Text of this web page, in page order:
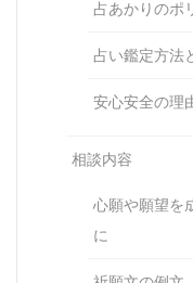
占あかりのポ
占い鑑定方法
安心安全の理
相談内容
心願や願望を
に